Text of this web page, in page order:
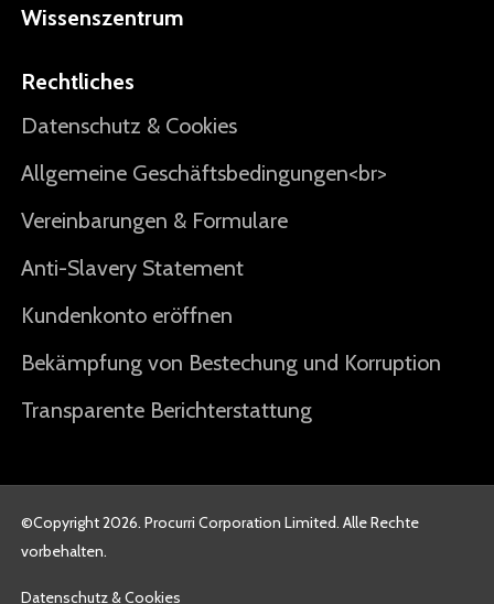
Wissenszentrum
Rechtliches
Datenschutz & Cookies
Allgemeine Geschäftsbedingungen<br>
Vereinbarungen & Formulare
Anti-Slavery Statement
Kundenkonto eröffnen
Bekämpfung von Bestechung und Korruption
Transparente Berichterstattung
©Copyright 2026. Procurri Corporation Limited. Alle Rechte
vorbehalten.
Datenschutz & Cookies